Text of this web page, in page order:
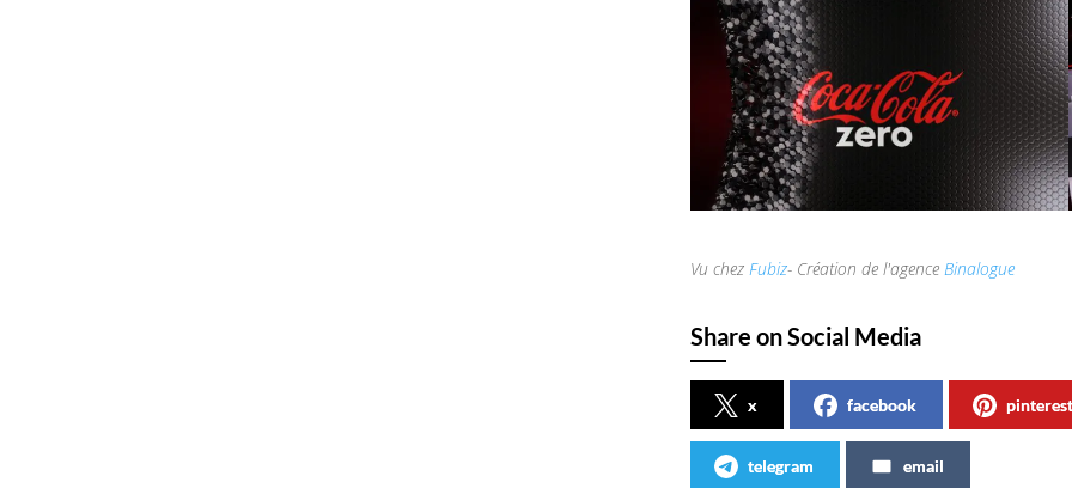
Vu chezFubiz- Création de l'agenceBinalogue
Share on Social Media
x facebook pinterest
telegram email